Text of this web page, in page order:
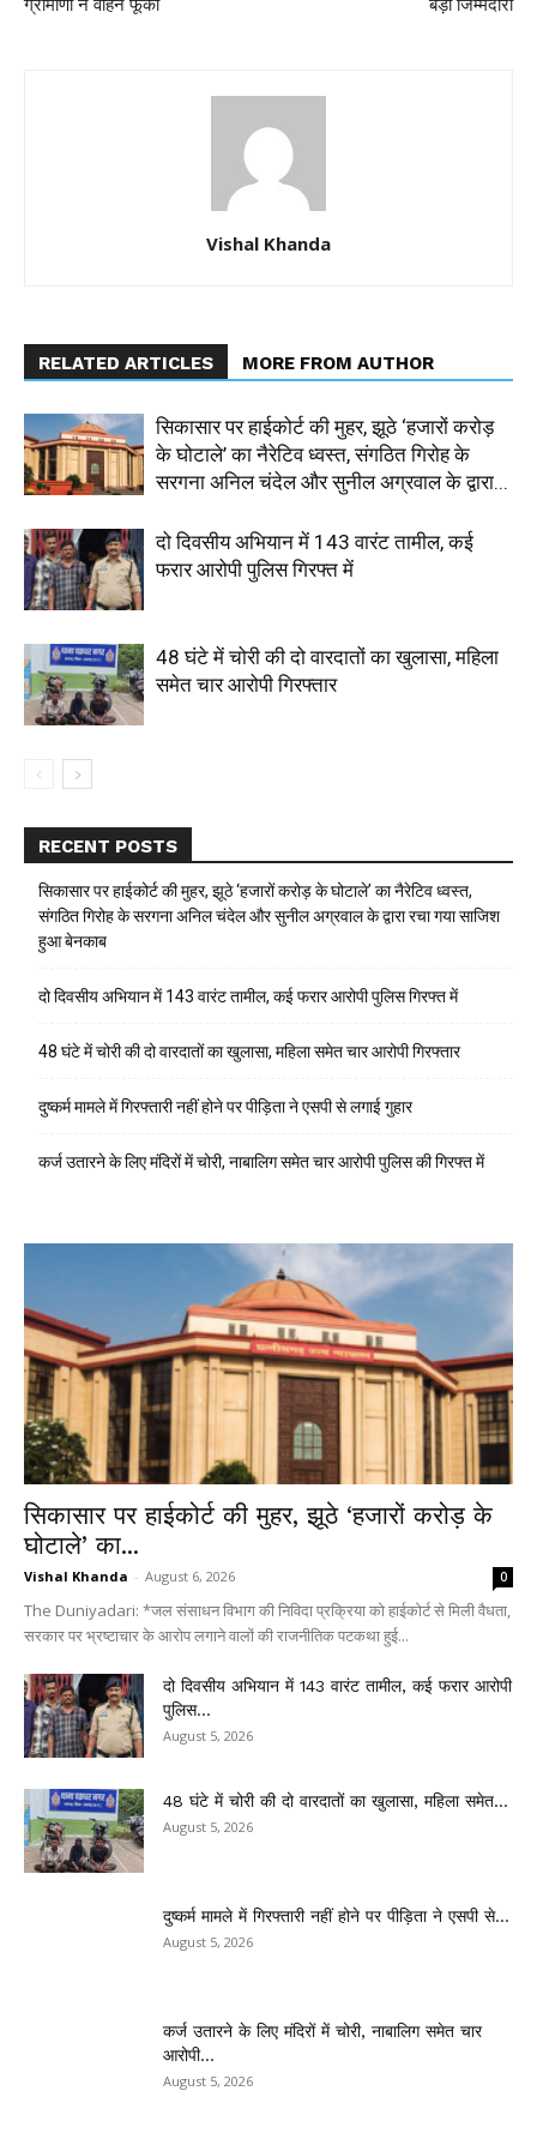
ग्रामीणों ने वाहन फूंका बड़ी जिम्मेदारी
Vishal Khanda
RELATED ARTICLES MORE FROM AUTHOR
सिकासार पर हाईकोर्ट की मुहर, झूठे ‘हजारों करोड़
के घोटाले’ का नैरेटिव ध्वस्त, संगठित गिरोह के
सरगना अनिल चंदेल और सुनील अग्रवाल के द्वारा...
दो दिवसीय अभियान में 143 वारंट तामील, कई
फरार आरोपी पुलिस गिरफ्त में
48 घंटे में चोरी की दो वारदातों का खुलासा, महिला
समेत चार आरोपी गिरफ्तार
RECENT POSTS
सिकासार पर हाईकोर्ट की मुहर, झूठे ‘हजारों करोड़ के घोटाले’ का नैरेटिव ध्वस्त,
संगठित गिरोह के सरगना अनिल चंदेल और सुनील अग्रवाल के द्वारा रचा गया साजिश
हुआ बेनकाब
दो दिवसीय अभियान में 143 वारंट तामील, कई फरार आरोपी पुलिस गिरफ्त में
48 घंटे में चोरी की दो वारदातों का खुलासा, महिला समेत चार आरोपी गिरफ्तार
दुष्कर्म मामले में गिरफ्तारी नहीं होने पर पीड़िता ने एसपी से लगाई गुहार
कर्ज उतारने के लिए मंदिरों में चोरी, नाबालिग समेत चार आरोपी पुलिस की गिरफ्त में
सिकासार पर हाईकोर्ट की मुहर, झूठे ‘हजारों करोड़ के
घोटाले’ का...
Vishal Khanda - August 6, 2026 0
The Duniyadari: *जल संसाधन विभाग की निविदा प्रक्रिया को हाईकोर्ट से मिली वैधता,
सरकार पर भ्रष्टाचार के आरोप लगाने वालों की राजनीतिक पटकथा हुई...
दो दिवसीय अभियान में 143 वारंट तामील, कई फरार आरोपी
पुलिस...
August 5, 2026
48 घंटे में चोरी की दो वारदातों का खुलासा, महिला समेत...
August 5, 2026
दुष्कर्म मामले में गिरफ्तारी नहीं होने पर पीड़िता ने एसपी से...
August 5, 2026
कर्ज उतारने के लिए मंदिरों में चोरी, नाबालिग समेत चार
आरोपी...
August 5, 2026